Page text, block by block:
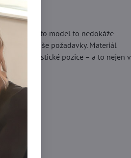
Tento model to nedokáže -
splní vaše požadavky. Materiál
či gymnastické pozice – a to nejen v